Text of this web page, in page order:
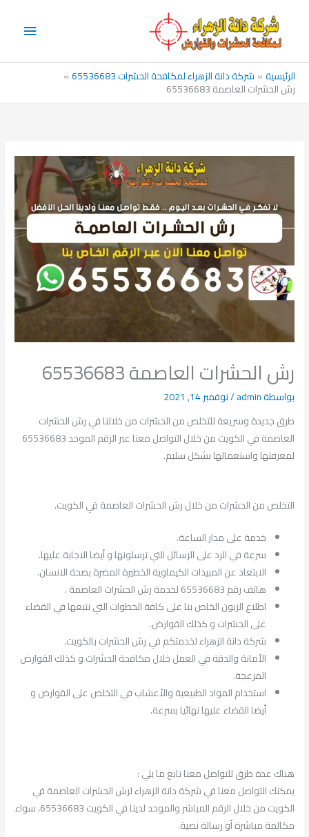
المحتوى
الرئيسية شركة دانة الزهراء لمكافحة الحشرات 65536683
رش الحشرات العاصمة 65536683
رش الحشرات العاصمة 65536683
بواسطةadmin
/نوفمبر 14, 2021
طرق جديدة وسريعة للتخلص من الحشرات من خلالنا في رش الحشرات
العاصمة في الكويت من خلال التواصل معنا عبر الرقم الموحد 65536683
لمعرفتها واستعمالها بشكل سليم.
التخلص من الحشرات من خلال رش الحشرات العاصمة في الكويت.
خدمة على مدار الساعة.
سرعة في الرد على الرسائل التي ترسلونها و أيضا الاجابة عليها.
الابتعاد عن المبيدات الكيماوية الخطيرة المضرة بصحة الانسان.
هاتف رقم 65536683 لخدمة رش الحشرات العاصمة .
اطلاع الزبون الخاص بنا على كافة الخطوات التي نتبعها في القضاء
على الحشرات و كذلك القوارض.
شركة دانة الزهراء لخدمتكم في رش الحشرات بالكويت.
الأمانة والدقة في العمل خلال مكافحة الحشرات و كذلك القوارض
المزعجة.
استخدام المواد الطبيعية والأعشاب في التخلص على القوارض و
أيضا القضاء عليها نهائيا بسرعة.
هناك عدة طرق للتواصل معنا تابع ما يلي :
يمكنك التواصل معنا في شركة دانة الزهراء لرش الحشرات العاصمة في
الكويت من خلال الرقم المباشر والموحد لدينا في الكويت 65536683، سواء
مكالمة مباشرة أو رسالة نصية.